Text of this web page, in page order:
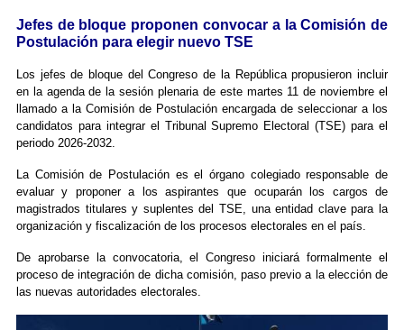
Jefes de bloque proponen convocar a la Comisión de
Postulación para elegir nuevo TSE
Los jefes de bloque del Congreso de la República propusieron incluir
en la agenda de la sesión plenaria de este martes 11 de noviembre el
llamado a la Comisión de Postulación encargada de seleccionar a los
candidatos para integrar el Tribunal Supremo Electoral (TSE) para el
periodo 2026-2032.
La Comisión de Postulación es el órgano colegiado responsable de
evaluar y proponer a los aspirantes que ocuparán los cargos de
magistrados titulares y suplentes del TSE, una entidad clave para la
organización y fiscalización de los procesos electorales en el país.
De aprobarse la convocatoria, el Congreso iniciará formalmente el
proceso de integración de dicha comisión, paso previo a la elección de
las nuevas autoridades electorales.